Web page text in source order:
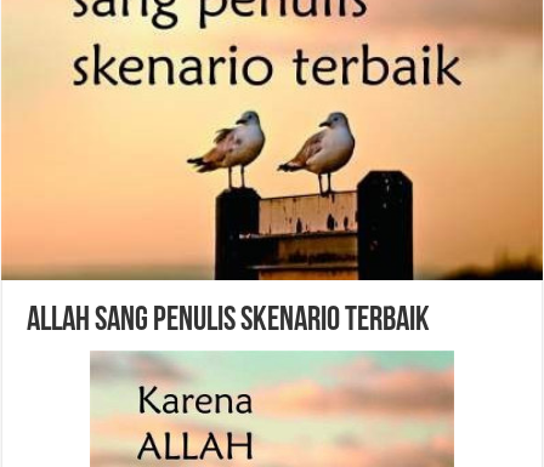
Allah sang penulis skenario terbaik